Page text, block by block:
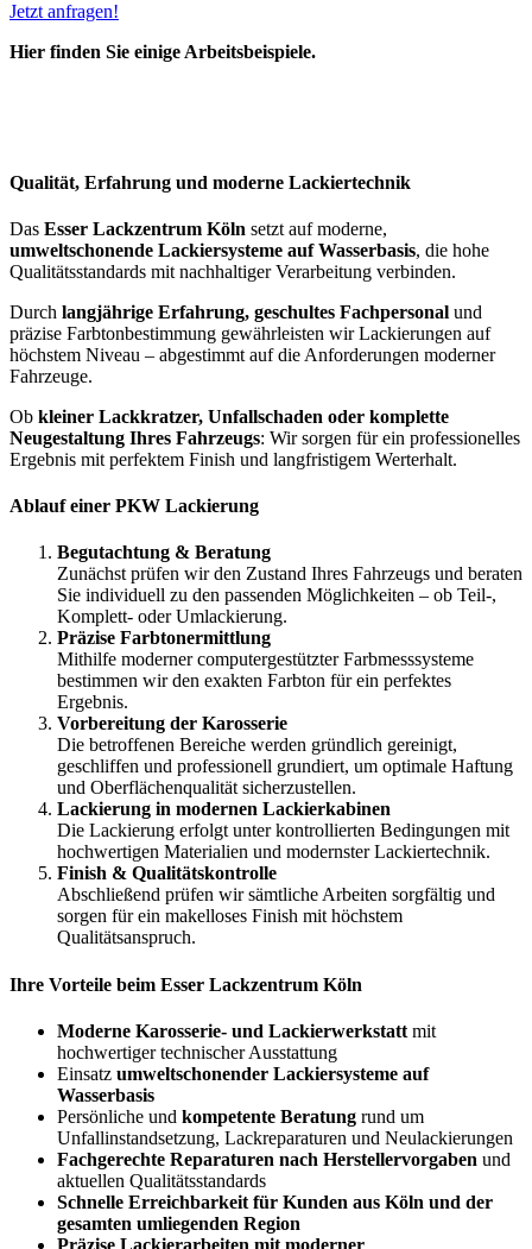
Jetzt anfragen!
Hier finden Sie einige Arbeitsbeispiele.
Qualität, Erfahrung und moderne Lackiertechnik
Das Esser Lackzentrum Köln setzt auf moderne,
umweltschonende Lackiersysteme auf Wasserbasis, die hohe
Qualitätsstandards mit nachhaltiger Verarbeitung verbinden.
Durch langjährige Erfahrung, geschultes Fachpersonal und
präzise Farbtonbestimmung gewährleisten wir Lackierungen auf
höchstem Niveau – abgestimmt auf die Anforderungen moderner
Fahrzeuge.
Ob kleiner Lackkratzer, Unfallschaden oder komplette
Neugestaltung Ihres Fahrzeugs: Wir sorgen für ein professionelles
Ergebnis mit perfektem Finish und langfristigem Werterhalt.
Ablauf einer PKW Lackierung
Begutachtung & Beratung
Zunächst prüfen wir den Zustand Ihres Fahrzeugs und beraten
Sie individuell zu den passenden Möglichkeiten – ob Teil-,
Komplett- oder Umlackierung.
Präzise Farbtonermittlung
Mithilfe moderner computergestützter Farbmesssysteme
bestimmen wir den exakten Farbton für ein perfektes
Ergebnis.
Vorbereitung der Karosserie
Die betroffenen Bereiche werden gründlich gereinigt,
geschliffen und professionell grundiert, um optimale Haftung
und Oberflächenqualität sicherzustellen.
Lackierung in modernen Lackierkabinen
Die Lackierung erfolgt unter kontrollierten Bedingungen mit
hochwertigen Materialien und modernster Lackiertechnik.
Finish & Qualitätskontrolle
Abschließend prüfen wir sämtliche Arbeiten sorgfältig und
sorgen für ein makelloses Finish mit höchstem
Qualitätsanspruch.
Ihre Vorteile beim Esser Lackzentrum Köln
Moderne Karosserie- und Lackierwerkstatt mit
hochwertiger technischer Ausstattung
Einsatz umweltschonender Lackiersysteme auf
Wasserbasis
Persönliche und kompetente Beratung rund um
Unfallinstandsetzung, Lackreparaturen und Neulackierungen
Fachgerechte Reparaturen nach Herstellervorgaben und
aktuellen Qualitätsstandards
Schnelle Erreichbarkeit für Kunden aus Köln und der
gesamten umliegenden Region
Präzise Lackierarbeiten mit moderner